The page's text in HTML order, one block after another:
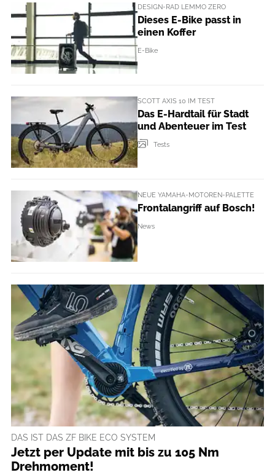
DESIGN-RAD LEMMO ZERO
Dieses E-Bike passt in
einen Koffer
E-Bike
SCOTT AXIS 10 IM TEST
Das E-Hardtail für Stadt
und Abenteuer im Test
Tests
NEUE YAMAHA-MOTOREN-PALETTE
Frontalangriff auf Bosch!
News
DAS IST DAS ZF BIKE ECO SYSTEM
Jetzt per Update mit bis zu 105 Nm
Drehmoment!